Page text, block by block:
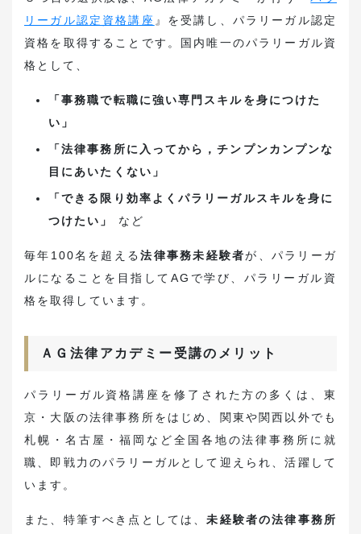
リーガル認定資格講座 』を受講し、パラリーガル認定
資格を取得することです。国内唯一のパラリーガル資
格として、
「事務職で転職に強い専門スキルを身につけた
い」
「法律事務所に入ってから，チンプンカンプンな
目にあいたくない」
「できる限り効率よくパラリーガルスキルを身に
つけたい」
など
毎年100名を超える法律事務未経験者が、パラリーガ
ルになることを目指してAGで学び、パラリーガル資
格を取得しています。
ＡＧ法律アカデミー受講のメリット
パラリーガル資格講座を修了された方の多くは、東
京・大阪の法律事務所をはじめ、関東や関西以外でも
札幌・名古屋・福岡など全国各地の法律事務所に就
職、即戦力のパラリーガルとして迎えられ、活躍して
います。
また、特筆すべき点としては、未経験者の法律事務所